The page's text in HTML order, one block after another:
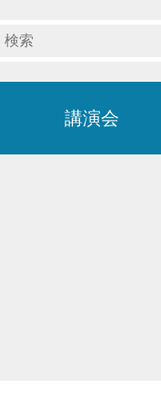
講演会